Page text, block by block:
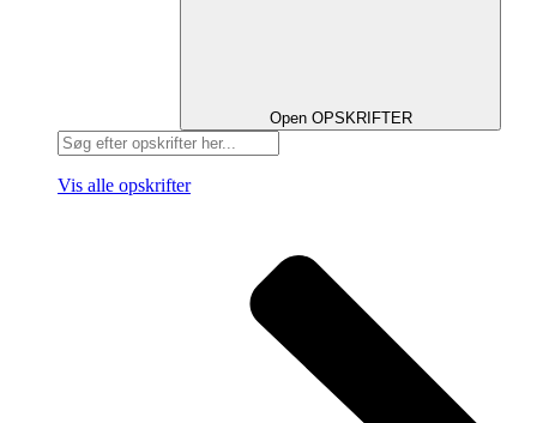
Open OPSKRIFTER
Search
...
Vis alle opskrifter